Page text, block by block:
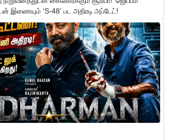
இணையும் ‘S-48’ பட அதிரடி அப்டேட்!